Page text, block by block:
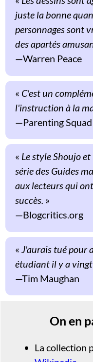
juste la bonne
personnages sont
des apartés
Warren Peace
« C'est un
l'instruction à la
Parenting Squad
« Le style Shoujo
série des Guides
aux lecteurs qui
succès. »
Blogcritics.org
«J'aurais tué pour
étudiant il y a vingt
Tim Maughan
On en
La collection